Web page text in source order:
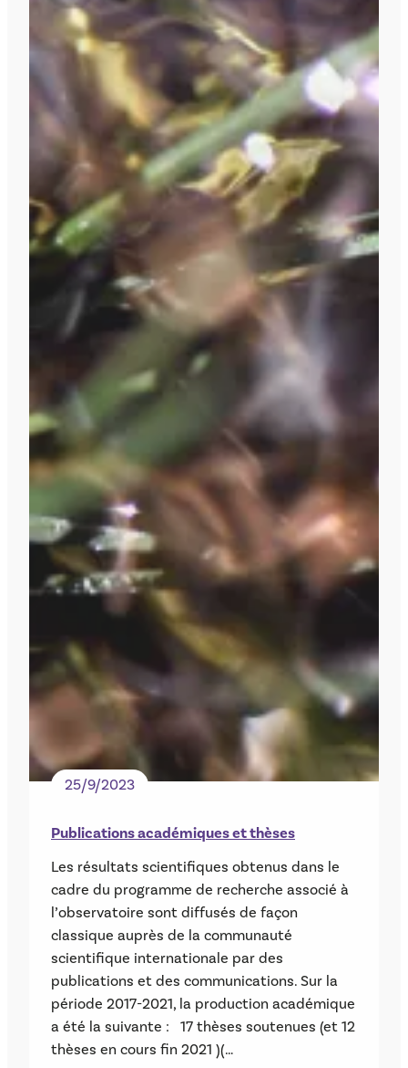
25/9/2023
Publications académiques et thèses
Les résultats scientifiques obtenus dans le
cadre du programme de recherche associé à
l’observatoire sont diffusés de façon
classique auprès de la communauté
scientifique internationale par des
publications et des communications. Sur la
période 2017-2021, la production académique
a été la suivante : 17 thèses soutenues (et 12
thèses en cours fin 2021 )(…